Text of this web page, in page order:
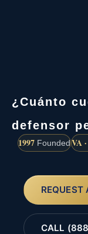
¿Cuánto
defensor
1997 FoundedVA
REQUEST
CALL